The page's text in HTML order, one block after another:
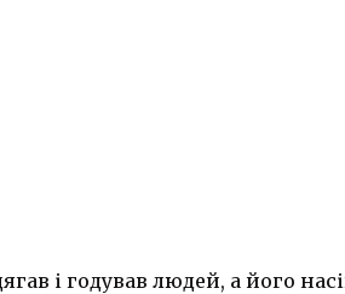
і годував людей, а його